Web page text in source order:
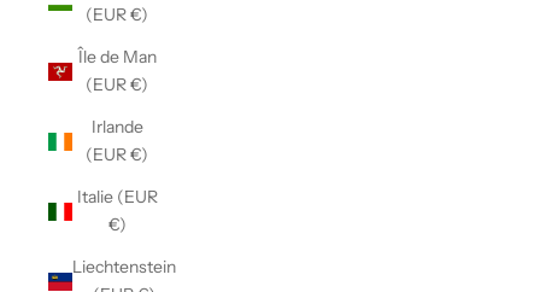
(EUR €)
Île de Man
(EUR €)
Irlande
(EUR €)
Italie (EUR
€)
Liechtenstein